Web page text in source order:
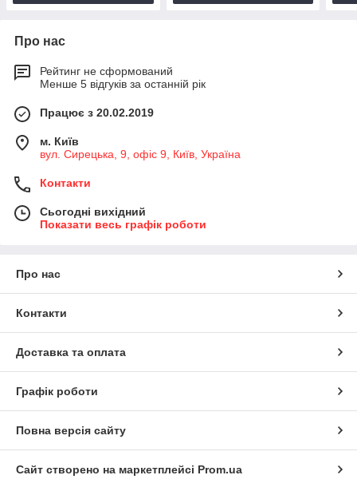
Про нас
Рейтинг не сформований
Менше 5 відгуків за останній рік
Працює з 20.02.2019
м. Київ
вул. Сирецька, 9, офіс 9, Київ, Україна
Контакти
Сьогодні вихідний
Показати весь графік роботи
Про нас
Контакти
Доставка та оплата
Графік роботи
Повна версія сайту
Сайт створено на маркетплейсі Prom.ua